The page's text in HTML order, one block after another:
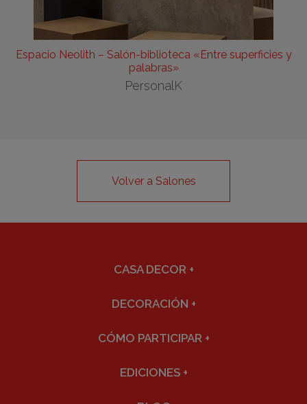
Espacio Neolith – Salón-biblioteca «Entre superficies y
palabras»
PersonalK
Volver a Salones
CASA DECOR +
DECORACIÓN +
CÓMO PARTICIPAR +
EDICIONES +